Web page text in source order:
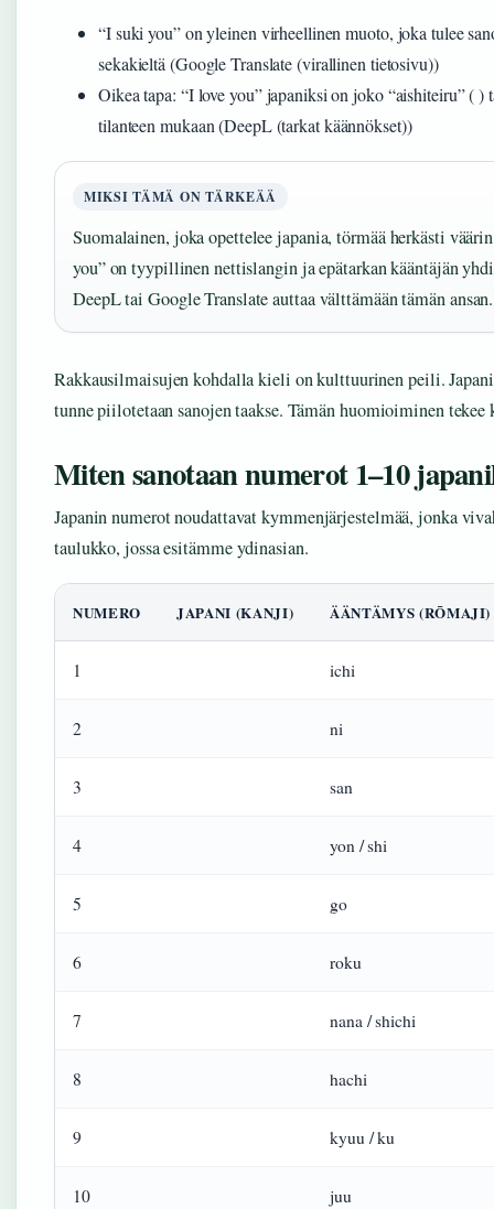
“I suki you” on yleinen virheellinen muoto, joka tulee
sekakieltä (Google Translate (virallinen tietosivu))
Oikea tapa: “I love you” japaniksi on joko “aishiteiru” (
tilanteen mukaan (DeepL (tarkat käännökset))
MIKSI TÄMÄ ON TÄRKEÄÄ
Suomalainen, joka opettelee japania, törmää herkästi
you” on tyypillinen nettislangin ja epätarkan kääntäjän
DeepL tai Google Translate auttaa välttämään tämän ansan.
Rakkausilmaisujen kohdalla kieli on kulttuurinen peili.
tunne piilotetaan sanojen taakse. Tämän huomioiminen
Miten sanotaan numerot 1–10
Japanin numerot noudattavat kymmenjärjestelmää, jonka
taulukko, jossa esitämme ydinasian.
NUMERO JAPANI (KANJI) ÄÄNTÄMYS (RŌMAJI)
1 ichi
2 ni
3 san
4 yon / shi
5 go
6 roku
7 nana / shichi
8 hachi
9 kyuu / ku
10 juu